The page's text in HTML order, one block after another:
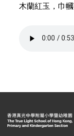
木蘭紅玉，巾